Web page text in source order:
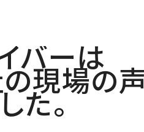
バーは
現場の
た。